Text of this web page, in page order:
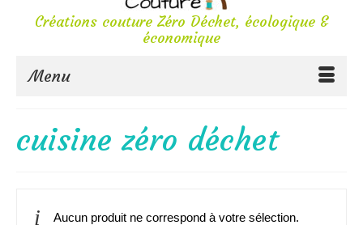
Créations couture Zéro Déchet, écologique &
économique
Menu
cuisine zéro déchet
Aucun produit ne correspond à votre sélection.